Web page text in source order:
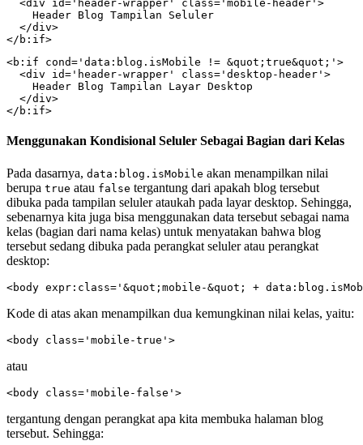
  <div id='header-wrapper' class='mobile-header'>
    Header Blog Tampilan Seluler
  </div>
</b:if>
<b:if cond='data:blog.isMobile != &quot;true&quot;'>
  <div id='header-wrapper' class='desktop-header'>
    Header Blog Tampilan Layar Desktop
  </div>
</b:if>
Menggunakan Kondisional Seluler Sebagai Bagian dari Kelas
Pada dasarnya, data:blog.isMobile akan menampilkan nilai
berupa true atau false tergantung dari apakah blog tersebut
dibuka pada tampilan seluler ataukah pada layar desktop. Sehingga,
sebenarnya kita juga bisa menggunakan data tersebut sebagai nama
kelas (bagian dari nama kelas) untuk menyatakan bahwa blog
tersebut sedang dibuka pada perangkat seluler atau perangkat
desktop:
<body expr:class='&quot;mobile-&quot; +
Kode di atas akan menampilkan dua kemungkinan nilai kelas, yaitu:
<body class='mobile-true'>
atau
<body class='mobile-false'>
tergantung dengan perangkat apa kita membuka halaman blog
tersebut. Sehingga: